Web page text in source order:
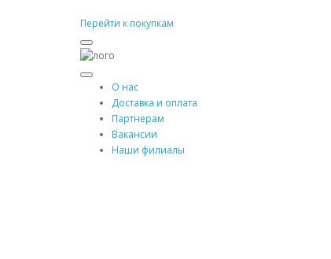
Перейти к покупкам
О нас
Доставка и оплата
Партнерам
Вакансии
Наши филиалы